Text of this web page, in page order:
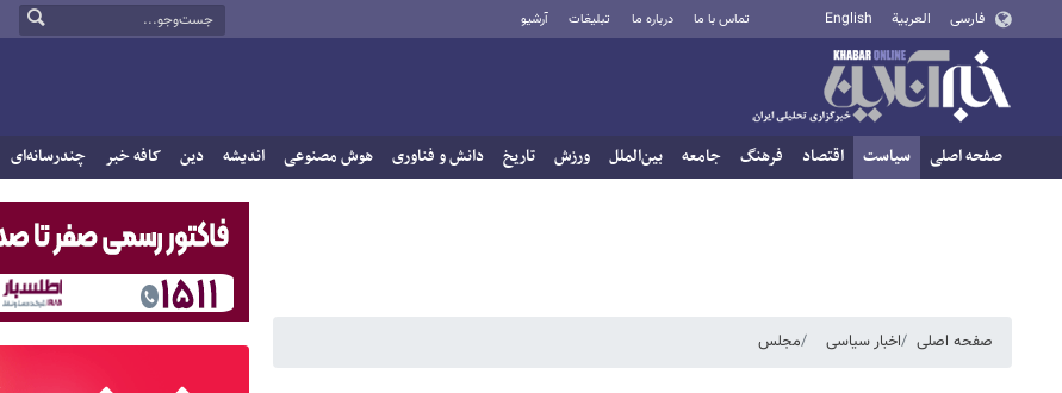
فارسی العربية English تماس با ما درباره ما تبلیغات آرشیو
صفحه اصلی سیاست اقتصاد فرهنگ جامعه بین‌الملل ورزش تاریخ دانش و فناوری هوش مصنوعی اندیشه دین کافه خبر چندرسانه‌ای
صفحه اصلی اخبار سیاسی مجلس